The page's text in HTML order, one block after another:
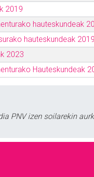
2019
hauteskundeak
hauteskundeak
2023
Hauteskundeak
PNV izen soilarekin